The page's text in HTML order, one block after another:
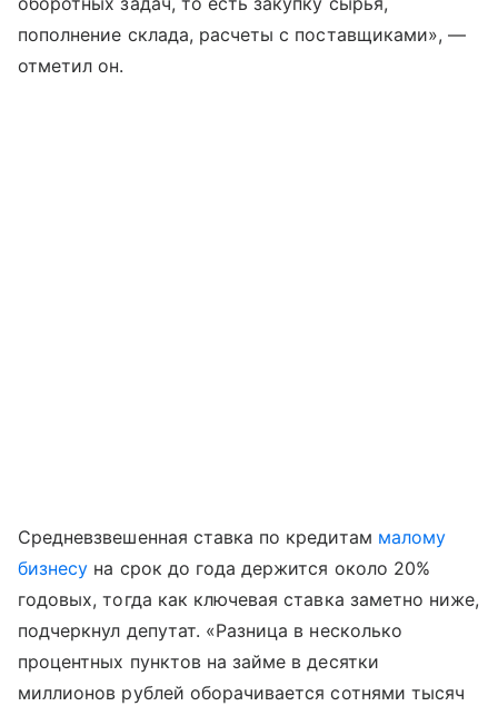
пополнение склада, расчеты с поставщиками», —
отметил он.
Средневзвешенная ставка по кредитам малому
бизнесу на срок до года держится около 20%
годовых, тогда как ключевая ставка заметно ниже,
подчеркнул депутат. «Разница в несколько
процентных пунктов на займе в десятки
миллионов рублей оборачивается сотнями тысяч